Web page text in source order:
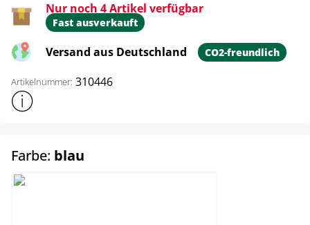
Nur noch 4 Artikel verfügbar
Fast ausverkauft
Versand aus Deutschland CO2-freundlich
Artikelnummer: 310446
Weitere Produktinformationen anzeigen
Farbe: blau